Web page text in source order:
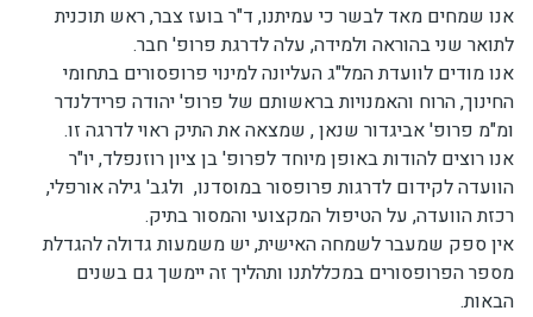
אנו שמחים מאד לבשר כי עמיתנו, ד"ר בועז צבר, ראש תוכנית
לתואר שני בהוראה ולמידה, עלה לדרגת פרופ' חבר.
אנו מודים לוועדת המל"ג העליונה למינוי פרופסורים בתחומי
החינוך, הרוח והאמנויות בראשותם של פרופ' יהודה פרידלנדר
ומ"מ פרופ' אביגדור שנאן , שמצאה את התיק ראוי לדרגה זו.
אנו רוצים להודות באופן מיוחד לפרופ' בן ציון רוזנפלד, יו"ר
הוועדה לקידום לדרגות פרופסור במוסדנו, ולגב' גילה אורפלי,
רכזת הוועדה, על הטיפול המקצועי והמסור בתיק.
אין ספק שמעבר לשמחה האישית, יש משמעות גדולה להגדלת
מספר הפרופסורים במכללתנו ותהליך זה יימשך גם בשנים
הבאות.